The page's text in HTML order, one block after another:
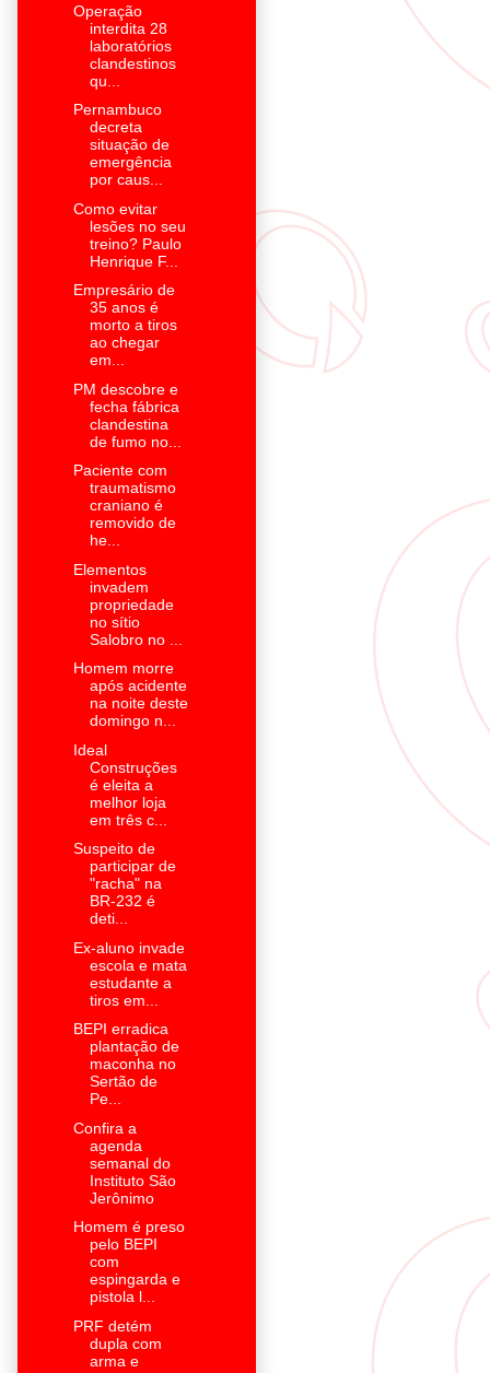
Operação
interdita 28
laboratórios
clandestinos
qu...
Pernambuco
decreta
situação de
emergência
por caus...
Como evitar
lesões no seu
treino? Paulo
Henrique F...
Empresário de
35 anos é
morto a tiros
ao chegar
em...
PM descobre e
fecha fábrica
clandestina
de fumo no...
Paciente com
traumatismo
craniano é
removido de
he...
Elementos
invadem
propriedade
no sítio
Salobro no ...
Homem morre
após acidente
na noite deste
domingo n...
Ideal
Construções
é eleita a
melhor loja
em três c...
Suspeito de
participar de
"racha" na
BR-232 é
deti...
Ex-aluno invade
escola e mata
estudante a
tiros em...
BEPI erradica
plantação de
maconha no
Sertão de
Pe...
Confira a
agenda
semanal do
Instituto São
Jerônimo
Homem é preso
pelo BEPI
com
espingarda e
pistola l...
PRF detém
dupla com
arma e